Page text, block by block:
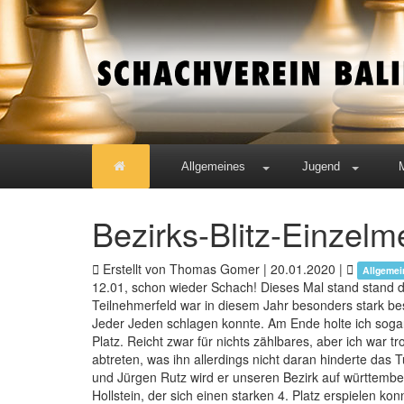
Allgemeines Jugend
Bezirks-Blitz-
Erstellt von Thomas Gomer | 20.01.2020 |
12.01, schon wieder Schach! Dieses Mal stand stand
Teilnehmerfeld war in diesem Jahr besonders stark
Jeder Jeden schlagen konnte. Am Ende holte ich
Platz. Reicht zwar für nichts zählbares, aber ich war
abtreten, was ihn allerdings nicht daran hinderte das
und Jürgen Rutz wird er unseren Bezirk auf
Hollstein, der sich einen starken 4. Platz erspielen